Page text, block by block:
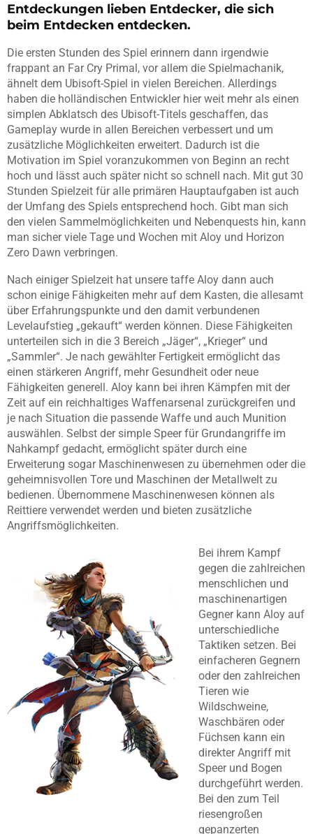
Entdeckungen lieben Entdecker, die sich
beim Entdecken entdecken.
Die ersten Stunden des Spiel erinnern dann irgendwie
frappant an Far Cry Primal, vor allem die Spielmachanik,
ähnelt dem Ubisoft-Spiel in vielen Bereichen. Allerdings
haben die holländischen Entwickler hier weit mehr als einen
simplen Abklatsch des Ubisoft-Titels geschaffen, das
Gameplay wurde in allen Bereichen verbessert und um
zusätzliche Möglichkeiten erweitert. Dadurch ist die
Motivation im Spiel voranzukommen von Beginn an recht
hoch und lässt auch später nicht so schnell nach. Mit gut 30
Stunden Spielzeit für alle primären Hauptaufgaben ist auch
der Umfang des Spiels entsprechend hoch. Gibt man sich
den vielen Sammelmöglichkeiten und Nebenquests hin, kann
man sicher viele Tage und Wochen mit Aloy und Horizon
Zero Dawn verbringen.
Nach einiger Spielzeit hat unsere taffe Aloy dann auch
schon einige Fähigkeiten mehr auf dem Kasten, die allesamt
über Erfahrungspunkte und den damit verbundenen
Levelaufstieg „gekauft“ werden können. Diese Fähigkeiten
unterteilen sich in die 3 Bereich „Jäger“, „Krieger“ und
„Sammler“. Je nach gewählter Fertigkeit ermöglicht das
einen stärkeren Angriff, mehr Gesundheit oder neue
Fähigkeiten generell. Aloy kann bei ihren Kämpfen mit der
Zeit auf ein reichhaltiges Waffenarsenal zurückgreifen und
je nach Situation die passende Waffe und auch Munition
auswählen. Selbst der simple Speer für Grundangriffe im
Nahkampf gedacht, ermöglicht später durch eine
Erweiterung sogar Maschinenwesen zu übernehmen oder die
geheimnisvollen Tore und Maschinen der Metallwelt zu
bedienen. Übernommene Maschinenwesen können als
Reittiere verwendet werden und bieten zusätzliche
Angriffsmöglichkeiten.
Bei ihrem Kampf
gegen die zahlreichen
menschlichen und
maschinenartigen
Gegner kann Aloy auf
unterschiedliche
Taktiken setzen. Bei
einfacheren Gegnern
oder den zahlreichen
Tieren wie
Wildschweine,
Waschbären oder
Füchsen kann ein
direkter Angriff mit
Speer und Bogen
durchgeführt werden.
Bei den zum Teil
riesengroßen
gepanzerten